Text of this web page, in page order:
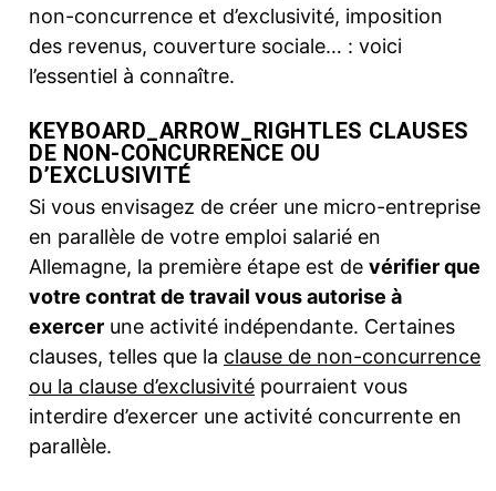
non-concurrence et d’exclusivité, imposition
des revenus, couverture sociale… : voici
l’essentiel à connaître.
KEYBOARD_ARROW_RIGHTLES CLAUSES
DE NON-CONCURRENCE OU
D’EXCLUSIVITÉ
Si vous envisagez de créer une micro-entreprise
en parallèle de votre emploi salarié en
Allemagne, la première étape est de vérifier que
votre contrat de travail vous autorise à
exercer une activité indépendante. Certaines
clauses, telles que la clause de non-concurrence
ou la clause d’exclusivité pourraient vous
interdire d’exercer une activité concurrente en
parallèle.